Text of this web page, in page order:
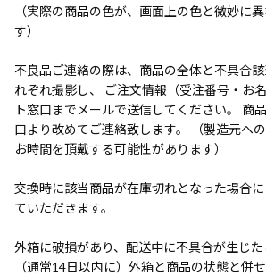
（実際の商品の色が、画面上の色と微妙に
す）
不良品ご連絡の際は、商品の全体と不具合
れぞれ撮影し、 ご注文情報（受注番号・お
ト窓口までメールで送信してください。 商
口より改めてご連絡致します。 （製造元へ
お時間を頂戴する可能性があります）
交換時に該当商品が在庫切れとなった場合
ていただきます。
外箱に破損があり、配送中に不具合が生じた
（通常14日以内に）外箱と商品の状態と併